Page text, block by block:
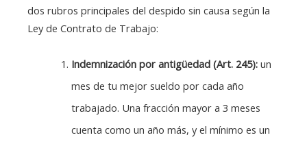
dos rubros principales del despido sin causa según la
Ley de Contrato de Trabajo:
Indemnización por antigüedad (Art. 245):un
mes de tu mejor sueldo por cada año
trabajado. Una fracción mayor a 3 meses
cuenta como un año más, y el mínimo es un